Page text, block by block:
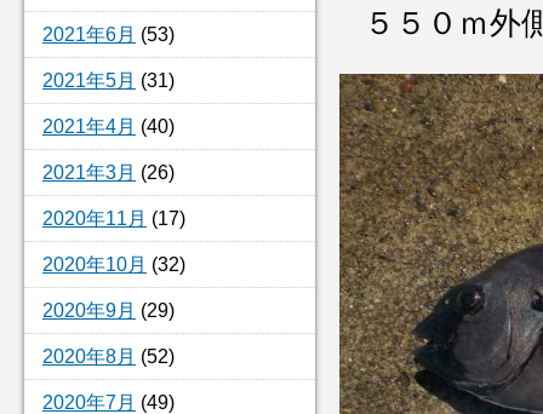
2021年6月 (53)
2021年5月 (31)
2021年4月 (40)
2021年3月 (26)
2020年11月 (17)
2020年10月 (32)
2020年9月 (29)
2020年8月 (52)
2020年7月 (49)
５５０ｍ